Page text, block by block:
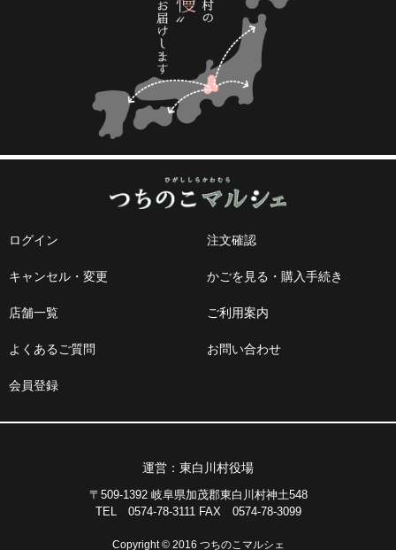
ログイン 注文確認
キャンセル・変更 かごを見る・購入手続き
店舗一覧 ご利用案内
よくあるご質問 お問い合わせ
会員登録
運営：東白川村役場
〒509-1392 岐阜県加茂郡東白川村神土548
TEL 0574-78-3111 FAX 0574-78-3099
Copyright © 2016 つちのこマルシェ